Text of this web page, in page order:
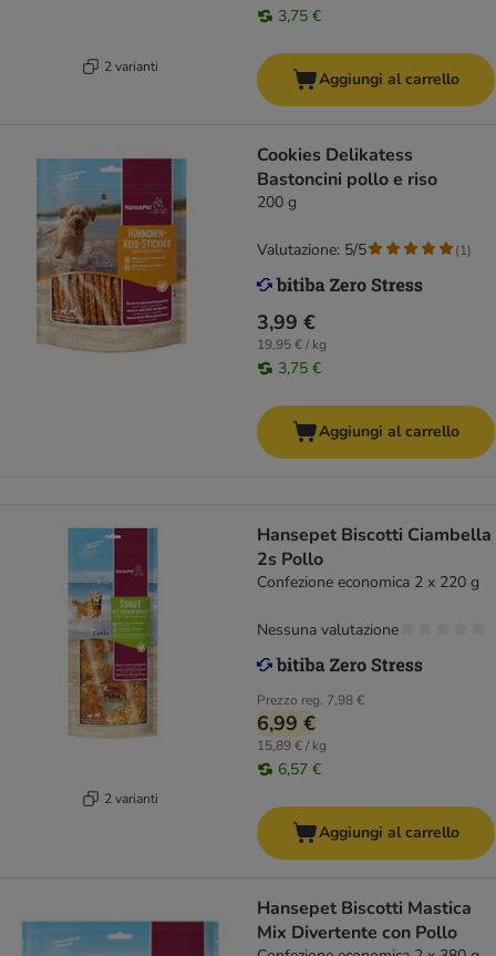
2 varianti
3,75 €
Aggiungi al carrello
Cookies Delikatess
Bastoncini pollo e riso
200 g
3,99 €
19,95 € / kg
3,75 €
Valutazione: 5/5 (1)
Aggiungi al carrello
2 varianti
Hansepet Biscotti Ciambella
2s Pollo
Confezione economica 2 x 220 g
Prezzo reg. 7,98 €
6,99 €
15,89 € / kg
6,57 €
Nessuna valutazione
Aggiungi al carrello
Hansepet Biscotti Mastica
Mix Divertente con Pollo